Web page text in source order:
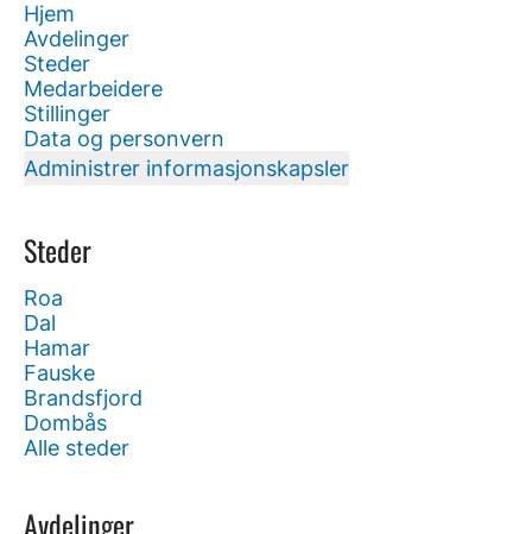
Hjem
Avdelinger
Steder
Medarbeidere
Stillinger
Data og personvern
Administrer informasjonskapsler
Steder
Roa
Dal
Hamar
Fauske
Brandsfjord
Dombås
Alle steder
Avdelinger